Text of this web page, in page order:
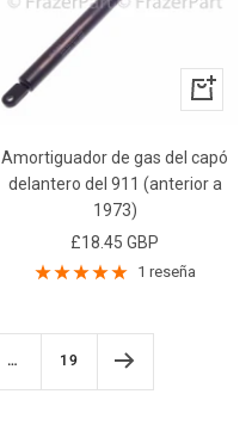
+
Añadir
Amortiguador de gas del capó
delantero del 911 (anterior a
1973)
Precio
de
£18.45 GBP
1 reseña
… 19